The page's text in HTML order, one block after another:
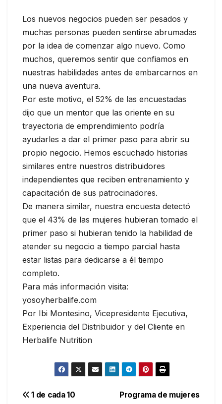
Los nuevos negocios pueden ser pesados y
muchas personas pueden sentirse abrumadas
por la idea de comenzar algo nuevo. Como
muchos, queremos sentir que confiamos en
nuestras habilidades antes de embarcarnos en
una nueva aventura.
Por este motivo, el 52% de las encuestadas
dijo que un mentor que las oriente en su
trayectoria de emprendimiento podría
ayudarles a dar el primer paso para abrir su
propio negocio. Hemos escuchado historias
similares entre nuestros distribuidores
independientes que reciben entrenamiento y
capacitación de sus patrocinadores.
De manera similar, nuestra encuesta detectó
que el 43% de las mujeres hubieran tomado el
primer paso si hubieran tenido la habilidad de
atender su negocio a tiempo parcial hasta
estar listas para dedicarse a él tiempo
completo.
Para más información visita:
yosoyherbalife.com
Por Ibi Montesino, Vicepresidente Ejecutiva,
Experiencia del Distribuidor y del Cliente en
Herbalife Nutrition
Navegación
Programa de mujeres
1 de cada 10